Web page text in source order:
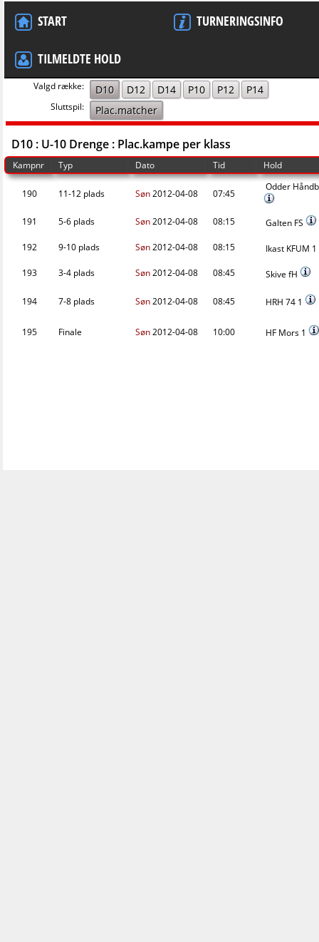
START TURNERINGSINFO
TILMELDTE HOLD
Valgd række: D10 D12 D14 P10 P12 P14
Sluttspil: Plac.matcher
D10 : U-10 Drenge : Plac.kampe per klass
Kampnr Typ Dato Tid Hold
190 11-12 plads Søn2012-04-08 07:45
Odder
191 5-6 plads Søn2012-04-08 08:15
Galten FS
192
9-10 plads Søn2012-04-08 08:15
Ikast KFUM 1
193
3-4 plads Søn2012-04-08 08:45 Skive fH
194 7-8 plads Søn2012-04-08 08:45 HRH 74 1
195 Finale Søn2012-04-08 10:00 HF Mors 1